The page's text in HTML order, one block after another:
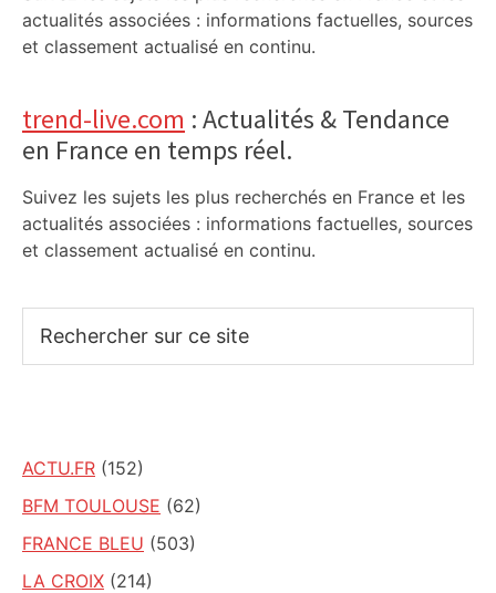
actualités associées : informations factuelles, sources
et classement actualisé en continu.
trend-live.com : Actualités & Tendance
en France en temps réel.
Suivez les sujets les plus recherchés en France et les
actualités associées : informations factuelles, sources
et classement actualisé en continu.
sur
ACTU.FR (152)
BFM TOULOUSE (62)
FRANCE BLEU (503)
LA CROIX (214)